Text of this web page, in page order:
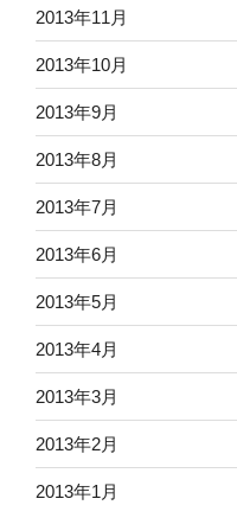
2013年11月
2013年10月
2013年9月
2013年8月
2013年7月
2013年6月
2013年5月
2013年4月
2013年3月
2013年2月
2013年1月